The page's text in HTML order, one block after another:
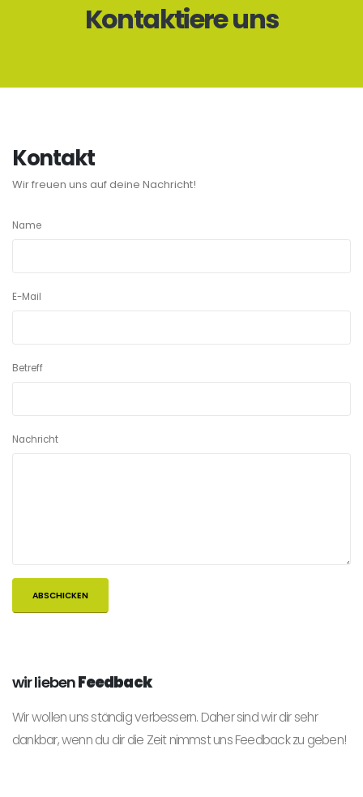
Kontaktiere uns
Kontakt
Wir freuen uns auf deine Nachricht!
Name
E-Mail
Betreff
Nachricht
wir liebenFeedback
Wir wollen uns ständig verbessern. Daher sind wir dir sehr
dankbar, wenn du dir die Zeit nimmst uns Feedback zu geben!